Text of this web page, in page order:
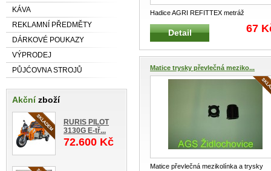
KÁVA
REKLAMNÍ PŘEDMĚTY
DÁRKOVÉ POUKAZY
VÝPRODEJ
PŮJĆOVNA STROJŮ
Akčnízboží
RURIS PILOT
3130G E-tř...
72.600 Kč
Hadice AGRI REFITTEX metráž
Průmyslová hadice pro dopravu vody,
kapal...
Detail 67
Matice trysky převlečná meziko...
Matice převlečná mezikolínka a trysky